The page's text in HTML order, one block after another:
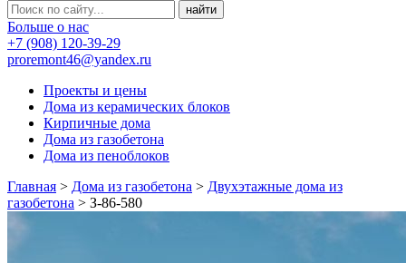
Больше о нас
+7 (908) 120-39-29
proremont46@yandex.ru
Проекты и цены
Дома из керамических блоков
Кирпичные дома
Дома из газобетона
Дома из пеноблоков
Главная > Дома из газобетона > Двухэтажные дома из
газобетона > З-86-580